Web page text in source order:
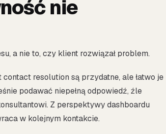
nie
a nie to, czy klient rozwiązał problem.
resolution są przydatne, ale łatwo je
podawać niepełną odpowiedź, źle
Z perspektywy dashboardu
w kolejnym kontakcie.